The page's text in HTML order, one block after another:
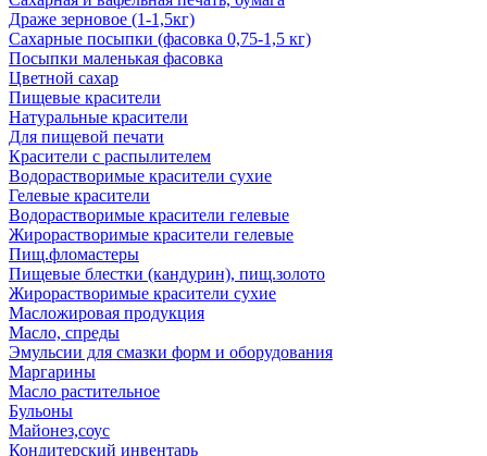
Драже зерновое (1-1,5кг)
Сахарные посыпки (фасовка 0,75-1,5 кг)
Посыпки маленькая фасовка
Цветной сахар
Пищевые красители
Натуральные красители
Для пищевой печати
Красители с распылителем
Водорастворимые красители сухие
Гелевые красители
Водорастворимые красители гелевые
Жирорастворимые красители гелевые
Пищ.фломастеры
Пищевые блестки (кандурин), пищ.золото
Жирорастворимые красители сухие
Масложировая продукция
Масло, спреды
Эмульсии для смазки форм и оборудования
Маргарины
Масло растительное
Бульоны
Майонез,соус
Кондитерский инвентарь